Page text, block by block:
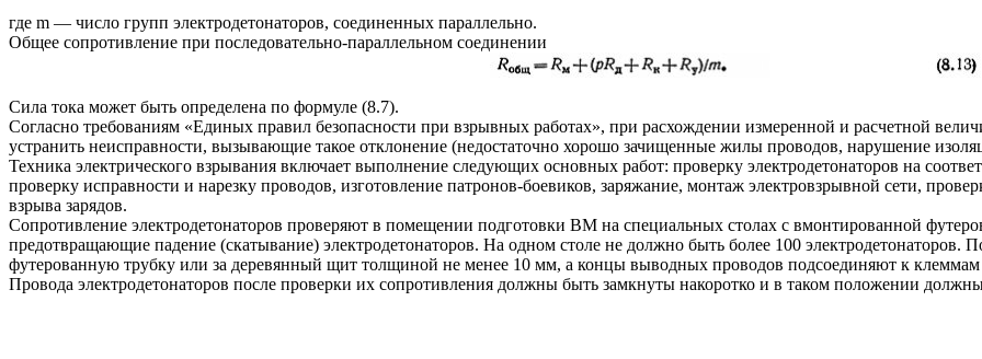
где m — число групп электродетонаторов, соединенных параллельно.
Общее сопротивление при последовательно-параллельном соединении
Сила тока может быть определена по формуле (8.7).
Согласно требованиям «Единых правил безопасности при взрывных работах», при расхождении измеренной и расчетной
устранить неисправности, вызывающие такое отклонение (недостаточно хорошо зачищенные жилы проводов, нарушение
Техника электрического взрывания включает выполнение следующих основных работ: проверку электродетонаторов на
проверку исправности и нарезку проводов, изготовление патронов-боевиков, заряжание, монтаж электровзрывной сети,
взрыва зарядов.
Сопротивление электродетонаторов проверяют в помещении подготовки ВМ на специальных столах с вмонтированной
предотвращающие падение (скатывание) электродетонаторов. На одном столе не должно быть более 100
футерованную трубку или за деревянный щит толщиной не менее 10 мм, а концы выводных проводов подсоединяют к клеммам
Провода электродетонаторов после проверки их сопротивления должны быть замкнуты накоротко и в таком положении